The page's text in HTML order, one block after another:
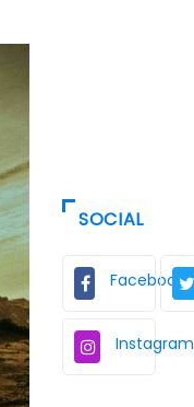
SOCIAL
Facebook
Instagram